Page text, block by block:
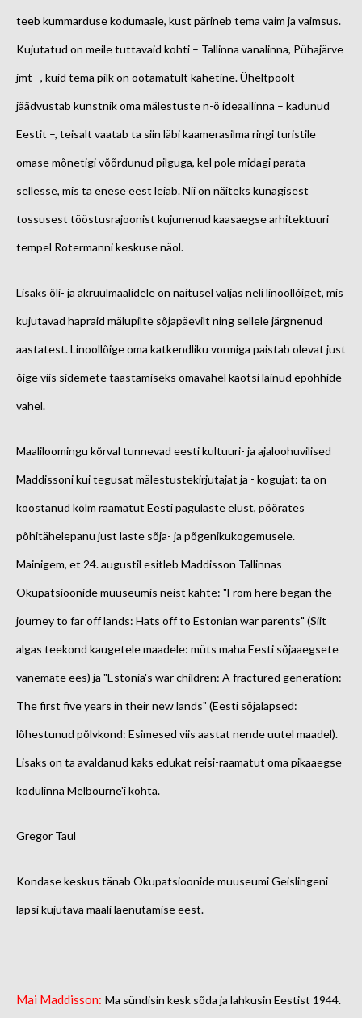
teeb kummarduse kodumaale, kust pärineb tema vaim ja vaimsus.
Kujutatud on meile tuttavaid kohti – Tallinna vanalinna, Pühajärve
jmt –, kuid tema pilk on ootamatult kahetine. Üheltpoolt
jäädvustab kunstnik oma mälestuste n-ö ideaallinna – kadunud
Eestit –, teisalt vaatab ta siin läbi kaamerasilma ringi turistile
omase mõnetigi võõrdunud pilguga, kel pole midagi parata
sellesse, mis ta enese eest leiab. Nii on näiteks kunagisest
tossusest tööstusrajoonist kujunenud kaasaegse arhitektuuri
tempel Rotermanni keskuse näol.
Lisaks õli- ja akrüülmaalidele on näitusel väljas neli linoollõiget, mis
kujutavad hapraid mälupilte sõjapäevilt ning sellele järgnenud
aastatest. Linoollõige oma katkendliku vormiga paistab olevat just
õige viis sidemete taastamiseks omavahel kaotsi läinud epohhide
vahel.
Maaliloomingu kõrval tunnevad eesti kultuuri- ja ajaloohuvilised
Maddissoni kui tegusat mälestustekirjutajat ja - kogujat: ta on
koostanud kolm raamatut Eesti pagulaste elust, pöörates
põhitähelepanu just laste sõja- ja põgenikukogemusele.
Mainigem, et 24. augustil esitleb Maddisson Tallinnas
Okupatsioonide muuseumis neist kahte: "From here began the
journey to far off lands: Hats off to Estonian war parents" (Siit
algas teekond kaugetele maadele: müts maha Eesti sõjaaegsete
vanemate ees) ja "Estonia's war children: A fractured generation:
The first five years in their new lands" (Eesti sõjalapsed:
lõhestunud põlvkond: Esimesed viis aastat nende uutel maadel).
Lisaks on ta avaldanud kaks edukat reisi-raamatut oma pikaaegse
kodulinna Melbourne'i kohta.
Gregor Taul
Kondase keskus tänab Okupatsioonide muuseumi Geislingeni
lapsi kujutava maali laenutamise eest.
Mai Maddisson: Ma sündisin kesk sõda ja lahkusin Eestist 1944.